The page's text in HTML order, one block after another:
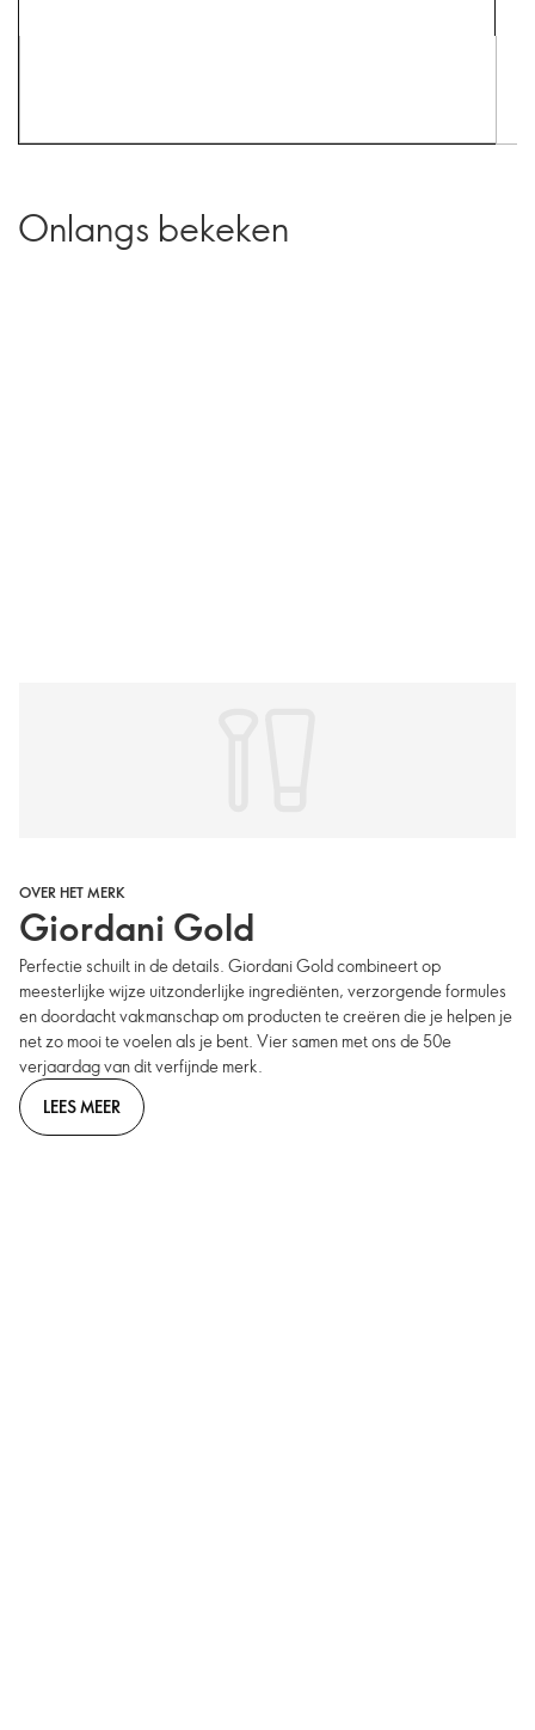
Onlangs bekeken
OVER HET MERK
Giordani Gold
Perfectie schuilt in de details. Giordani Gold combineert op
meesterlijke wijze uitzonderlijke ingrediënten, verzorgende formules
en doordacht vakmanschap om producten te creëren die je helpen je
net zo mooi te voelen als je bent. Vier samen met ons de 50e
verjaardag van dit verfijnde merk.
LEES MEER